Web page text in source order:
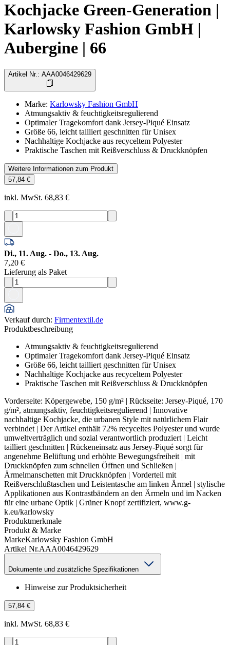
Kochjacke Green-Generation |
Karlowsky Fashion GmbH |
Aubergine | 66
Artikel Nr. : AAA0046429629
Marke: Karlowsky Fashion GmbH
Atmungsaktiv & feuchtigkeitsregulierend
Optimaler Tragekomfort dank Jersey-Piqué Einsatz
Größe 66, leicht tailliert geschnitten für Unisex
Nachhaltige Kochjacke aus recyceltem Polyester
Praktische Taschen mit Reißverschluss & Druckknöpfen
Weitere Informationen zum Produkt
57,84 €
inkl. MwSt. 68,83 €
Di., 11. Aug. - Do., 13. Aug.
7,20 €
Lieferung als Paket
Verkauf durch: Firmentextil.de
Produktbeschreibung
Atmungsaktiv & feuchtigkeitsregulierend
Optimaler Tragekomfort dank Jersey-Piqué Einsatz
Größe 66, leicht tailliert geschnitten für Unisex
Nachhaltige Kochjacke aus recyceltem Polyester
Praktische Taschen mit Reißverschluss & Druckknöpfen
Vorderseite: Köpergewebe, 150 g/m² | Rückseite: Jersey-Piqué, 170
g/m², atmungsaktiv, feuchtigkeitsregulierend | Innovative
nachhaltige Kochjacke, die urbanen Style mit natürlichem Flair
verbindet | Der Artikel enthält 72% recyceltes Polyester und wurde
umweltverträglich und sozial verantwortlich produziert | Leicht
tailliert geschnitten | Rückeneinsatz aus Jersey-Piqué sorgt für
angenehme Belüftung und erhöhte Bewegungsfreiheit | mit
Druckknöpfen zum schnellen Öffnen und Schließen |
Ärmelmanschetten mit Druckknöpfen | Vorderteil mit
Reißverschlußtaschen und Leistentasche am linken Ärmel | stylische
Applikationen aus Kontrastbändern an den Ärmeln und im Nacken
für eine urbane Optik | Grüner Knopf zertifiziert, www.g-
k.eu/karlowsky
Produktmerkmale
Produkt & Marke
MarkeKarlowsky Fashion GmbH
Artikel Nr.AAA0046429629
Dokumente und zusätzliche Spezifikationen
Hinweise zur Produktsicherheit
57,84 €
inkl. MwSt. 68,83 €